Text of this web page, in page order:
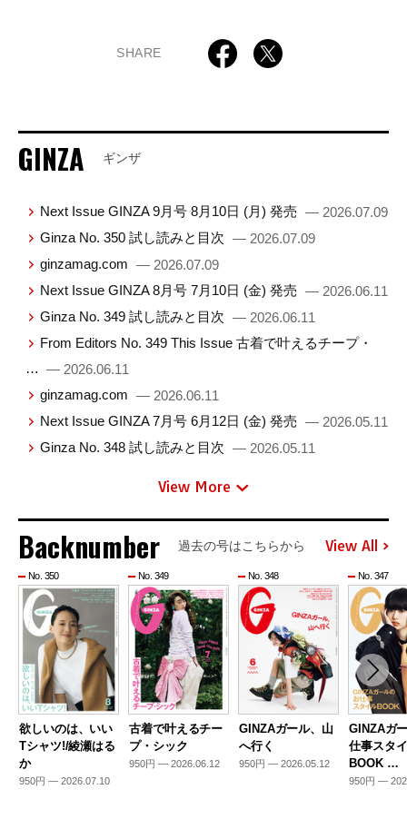
SHARE
GINZA ギンザ
Next Issue GINZA 9月号 8月10日 (月) 発売 — 2026.07.09
Ginza No. 350 試し読みと目次 — 2026.07.09
ginzamag.com — 2026.07.09
Next Issue GINZA 8月号 7月10日 (金) 発売 — 2026.06.11
Ginza No. 349 試し読みと目次 — 2026.06.11
From Editors No. 349 This Issue 古着で叶えるチープ・
… — 2026.06.11
ginzamag.com — 2026.06.11
Next Issue GINZA 7月号 6月12日 (金) 発売 — 2026.05.11
Ginza No. 348 試し読みと目次 — 2026.05.11
View More
Backnumber 過去の号はこちらから View All
No. 350
欲しいのは、いい
Tシャツ!/綾瀬はる
か
950円 — 2026.07.10
No. 349
古着で叶えるチー
プ・シック
950円 — 2026.06.12
No. 348
GINZAガール、山
へ行く
950円 — 2026.05.12
No. 347
GINZAガ
仕事スタ
BOOK …
950円 —